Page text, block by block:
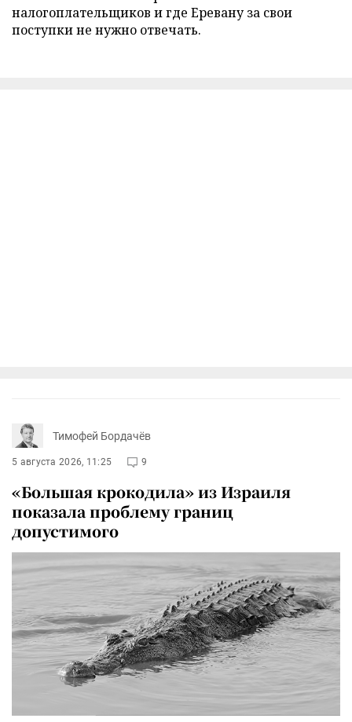
налогоплательщиков и где Еревану за свои
поступки не нужно отвечать.
Тимофей Бордачёв
5 августа 2026, 11:25 9
«Большая крокодила» из Израиля
показала проблему границ
допустимого